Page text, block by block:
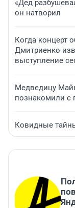
«Дед
он натворил
Когда концерт
Дмитриенко
выступление
Медведицу
познакомили с
Ковидные